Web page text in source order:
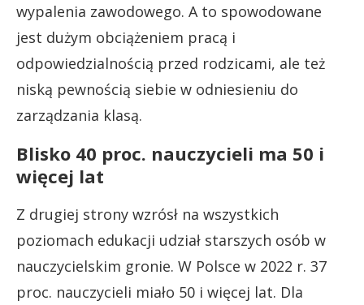
wypalenia zawodowego. A to spowodowane
jest dużym obciążeniem pracą i
odpowiedzialnością przed rodzicami, ale też
niską pewnością siebie w odniesieniu do
zarządzania klasą.
Blisko 40 proc. nauczycieli ma 50 i
więcej lat
Z drugiej strony wzrósł na wszystkich
poziomach edukacji udział starszych osób w
nauczycielskim gronie. W Polsce w 2022 r. 37
proc. nauczycieli miało 50 i więcej lat. Dla